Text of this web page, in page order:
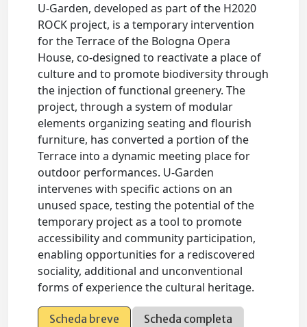
U-Garden, developed as part of the H2020
ROCK project, is a temporary intervention
for the Terrace of the Bologna Opera
House, co-designed to reactivate a place of
culture and to promote biodiversity through
the injection of functional greenery. The
project, through a system of modular
elements organizing seating and flourish
furniture, has converted a portion of the
Terrace into a dynamic meeting place for
outdoor performances. U-Garden
intervenes with specific actions on an
unused space, testing the potential of the
temporary project as a tool to promote
accessibility and community participation,
enabling opportunities for a rediscovered
sociality, additional and unconventional
forms of experience the cultural heritage.
Scheda breve
Scheda completa